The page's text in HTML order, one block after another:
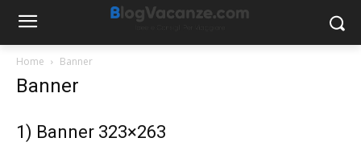
Home Banner
Banner
1) Banner 323×263